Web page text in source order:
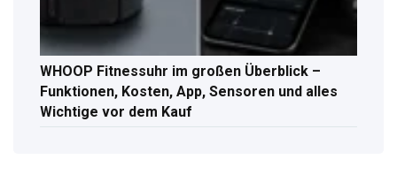
WHOOP Fitnessuhr im großen Überblick –
Funktionen, Kosten, App, Sensoren und alles
Wichtige vor dem Kauf